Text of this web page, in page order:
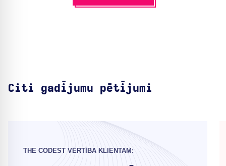
Citi gadījumu pētījumi
THE CODEST VĒRTĪBA KLIENTAM: